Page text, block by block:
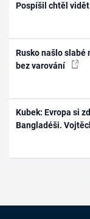
Pospíšil chtěl
Rusko našlo slabé
bez varování
Kubek: Evropa si
Bangladéši.